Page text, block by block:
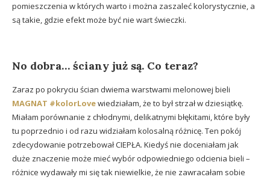
pomieszczenia w których warto i można zaszaleć kolorystycznie, a
są takie, gdzie efekt może być nie wart świeczki.
No dobra… ściany już są. Co teraz?
Zaraz po pokryciu ścian dwiema warstwami melonowej bieli
MAGNAT #kolorLovewiedziałam, że to był strzał w dziesiątkę.
Miałam porównanie z chłodnymi, delikatnymi błękitami, które były
tu poprzednio i od razu widziałam kolosalną różnicę. Ten pokój
zdecydowanie potrzebował CIEPŁA. Kiedyś nie doceniałam jak
duże znaczenie może mieć wybór odpowiedniego odcienia bieli –
różnice wydawały mi się tak niewielkie, że nie zawracałam sobie